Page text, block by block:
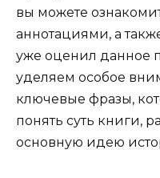
вы можете
аннотациями, а
уже оценил данное
уделяем особое
ключевые фразы,
понять суть книги,
основную идею